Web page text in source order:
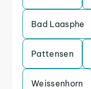
Bad Laasphe
Pattensen
Weissenhorn